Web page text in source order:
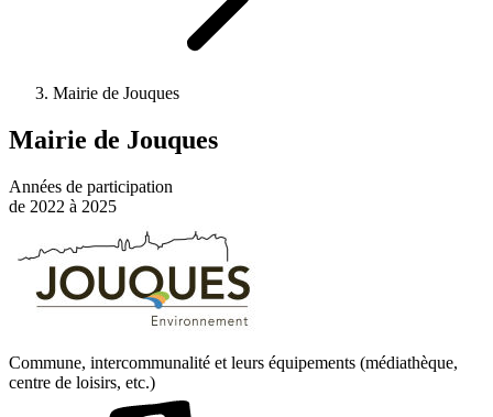
Mairie de Jouques
Mairie de Jouques
Années de participation
de 2022 à 2025
Commune, intercommunalité et leurs équipements (médiathèque,
centre de loisirs, etc.)